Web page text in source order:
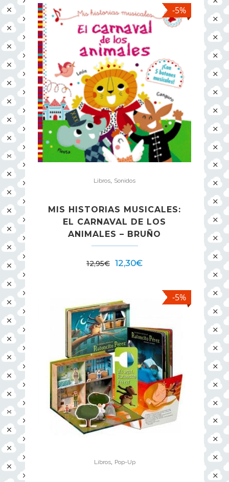
-5%
Libros Sonidos
MIS HISTORIAS MUSICALES:
EL CARNAVAL DE LOS
ANIMALES – BRUÑO
12,95€ 12,30€
-5%
Libros, Pop-Up